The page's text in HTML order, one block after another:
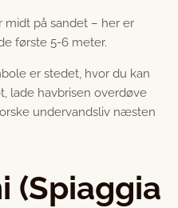
midt på sandet – her er
første 5-6 meter.
er stedet, hvor du kan
lade havbrisen overdøve
undervandsliv næsten
(Spiaggia